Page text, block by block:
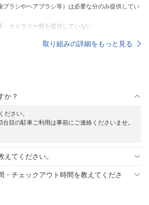
ブラシやヘアブラシ等）は必要な分のみ提供してい
・カトラリー類を提供していない
取り組みの詳細をもっと見る
か？
ださい。
目の駐車ご利用は事前にご連絡くださいませ。
えてください。
・チェックアウト時間を教えてくださ